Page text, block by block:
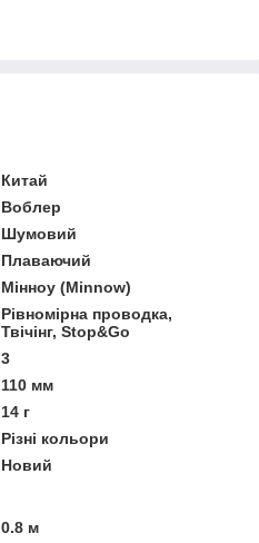
Китай
Воблер
Шумовий
Плаваючий
Мінноу (Minnow)
Рівномірна проводка,
Твічінг, Stop&Go
3
110 мм
14 г
Різні кольори
Новий
0.8 м